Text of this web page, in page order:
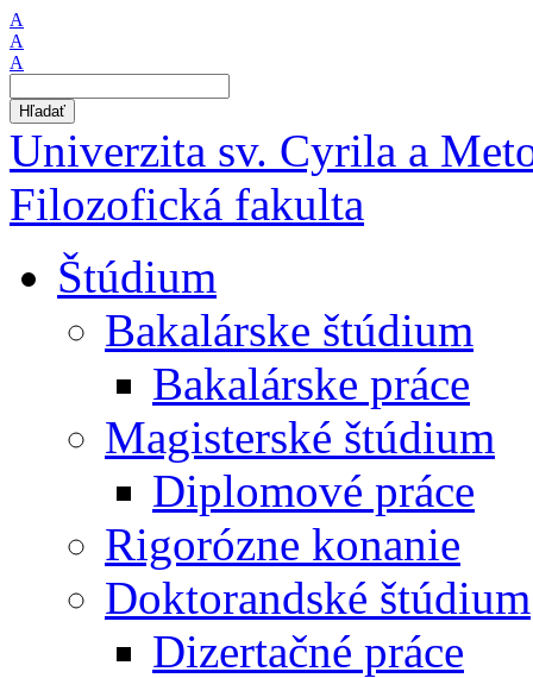
A
A
A
Hľadať
Univerzita sv. Cyrila a
Filozofická fakulta
Štúdium
Bakalárske štúdium
Bakalárske práce
Magisterské štúdium
Diplomové práce
Rigorózne konanie
Doktorandské štúdium
Dizertačné práce